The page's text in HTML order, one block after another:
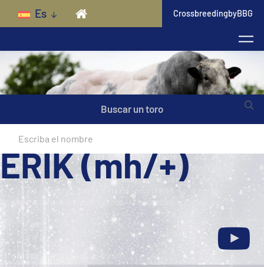
Skip to main content
Es CrossbreedingbyBBG
Buscar un toro
ERIK (mh/+)